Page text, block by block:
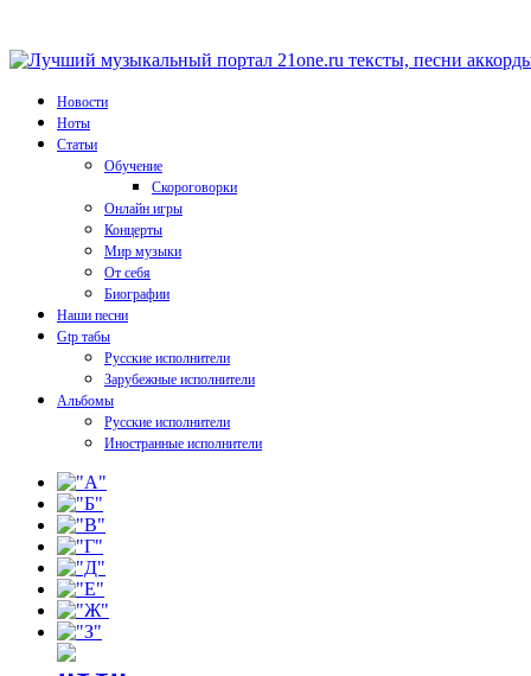
Новости
Ноты
Статьи
Обучение
Скороговорки
Онлайн игры
Концерты
Мир музыки
От себя
Биографии
Наши песни
Gtp табы
Русские исполнители
Зарубежные исполнители
Альбомы
Русские исполнители
Иностранные исполнители